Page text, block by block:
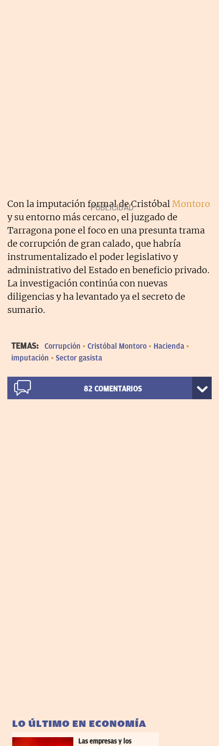
Con la imputación formal de CristóbalMontoro
y su entorno más cercano, el juzgado de
Tarragona pone el foco en una presunta trama
de corrupción de gran calado, que habría
instrumentalizado el poder legislativo y
administrativo del Estado en beneficio privado.
La investigación continúa con nuevas
diligencias y ha levantado ya el secreto de
sumario.
TEMAS: Corrupción Cristóbal Montoro
Hacienda
imputación
Sector gasista
82 COMENTARIOS
LO ÚLTIMO EN ECONOMÍA
Las empresas y los